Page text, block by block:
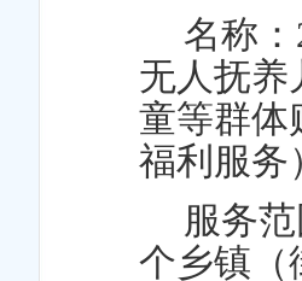
名称
无人抚养
童等群体
福利服务
服务
个乡镇（